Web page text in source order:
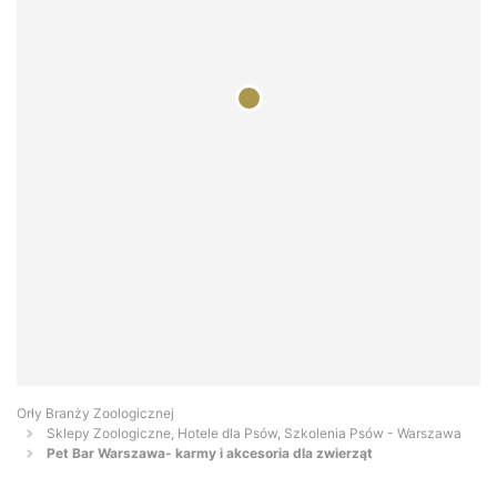
Orły Branży Zoologicznej
Sklepy Zoologiczne, Hotele dla Psów, Szkolenia Psów - Warszawa
Pet Bar Warszawa- karmy i akcesoria dla zwierząt